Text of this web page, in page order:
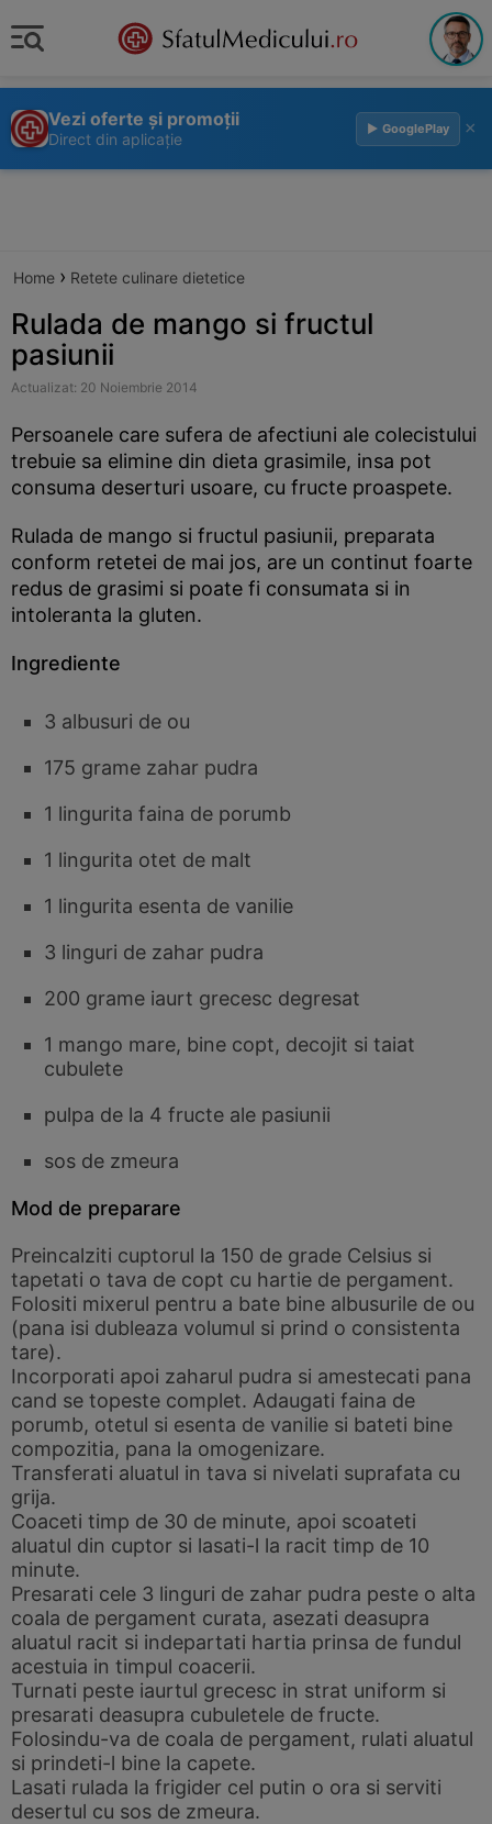
Vezi oferte și promoții
Direct din aplicație
▶ GooglePlay ×
Home › Retete culinare dietetice
Rulada de mango si fructul
pasiunii
Actualizat: 20 Noiembrie 2014
Persoanele care sufera de afectiuni ale colecistului
trebuie sa elimine din dieta grasimile, insa pot
consuma deserturi usoare, cu fructe proaspete.
Rulada de mango si fructul pasiunii, preparata
conform retetei de mai jos, are un continut foarte
redus de grasimi si poate fi consumata si in
intoleranta la gluten.
Ingrediente
3 albusuri de ou
175 grame zahar pudra
1 lingurita faina de porumb
1 lingurita otet de malt
1 lingurita esenta de vanilie
3 linguri de zahar pudra
200 grame iaurt grecesc degresat
1 mango mare, bine copt, decojit si taiat
cubulete
pulpa de la 4 fructe ale pasiunii
sos de zmeura
Mod de preparare
Preincalziti cuptorul la 150 de grade Celsius si
tapetati o tava de copt cu hartie de pergament.
Folositi mixerul pentru a bate bine albusurile de ou
(pana isi dubleaza volumul si prind o consistenta
tare).
Incorporati apoi zaharul pudra si amestecati pana
cand se topeste complet. Adaugati faina de
porumb, otetul si esenta de vanilie si bateti bine
compozitia, pana la omogenizare.
Transferati aluatul in tava si nivelati suprafata cu
grija.
Coaceti timp de 30 de minute, apoi scoateti
aluatul din cuptor si lasati-l la racit timp de 10
minute.
Presarati cele 3 linguri de zahar pudra peste o alta
coala de pergament curata, asezati deasupra
aluatul racit si indepartati hartia prinsa de fundul
acestuia in timpul coacerii.
Turnati peste iaurtul grecesc in strat uniform si
presarati deasupra cubuletele de fructe.
Folosindu-va de coala de pergament, rulati aluatul
si prindeti-l bine la capete.
Lasati rulada la frigider cel putin o ora si serviti
desertul cu sos de zmeura.